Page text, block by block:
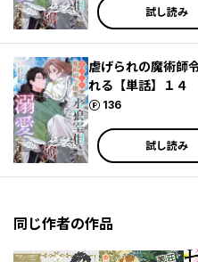
試し読み
虐げられの魔術師
れる【単話】１４
136
ポイント
試し読み
同じ作者の作品